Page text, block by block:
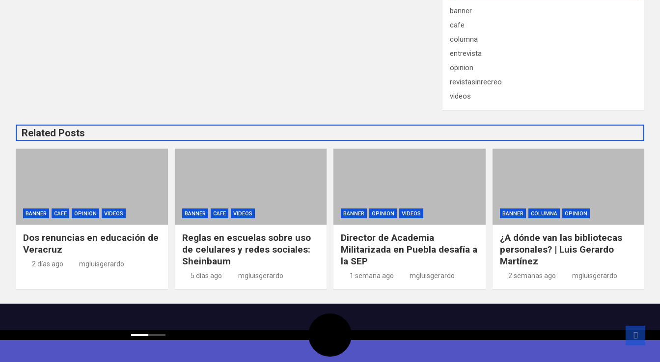
banner
cafe
columna
entrevista
opinion
revistasinrecreo
videos
Related Posts
BANNER CAFE OPINION VIDEOS
Dos renuncias en educación de
Veracruz
2 días ago mgluisgerardo
BANNER CAFE VIDEOS
Reglas en escuelas sobre uso
de celulares y redes sociales:
Sheinbaum
5 días ago mgluisgerardo
BANNER OPINION VIDEOS
Director de Academia
Militarizada en Puebla desafía a
la SEP
1 semana ago mgluisgerardo
BANNER COLUMNA OPINION
¿A dónde van las bibliotecas
personales? | Luis Gerardo
Martínez
2 semanas ago mgluisgerardo